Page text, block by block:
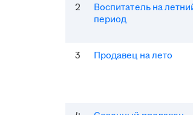
2
Воспитатель на
период
3 Продавец на лето